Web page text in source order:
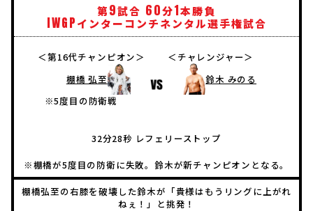
第9試合 60分1本勝負
IWGPインターコンチネンタル選手権試合
＜第16代チャンピオン＞
棚橋 弘至
※5度目の防衛戦
＜チャレンジャー＞
鈴木 みのる
32分28秒 レフェリーストップ
※棚橋が5度目の防衛に失敗。鈴木が新チャンピオンとなる。
棚橋弘至の右膝を破壊した鈴木が「貴様はもうリングに上がれ
ねぇ！」と挑発！